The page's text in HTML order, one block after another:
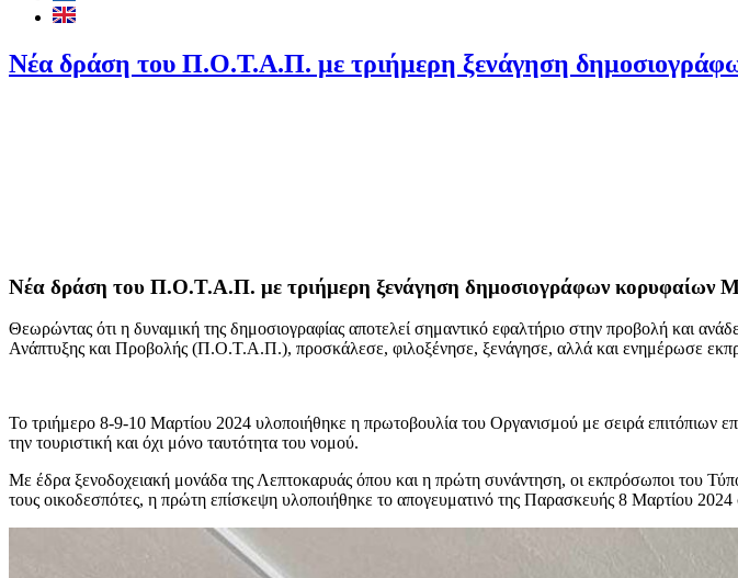
Νέα δράση του Π.Ο.Τ.Α.Π. με τριήμερη ξενάγηση
Νέα δράση του Π.Ο.Τ.Α.Π. με τριήμερη ξενάγηση δημοσιογράφων κορυφαίων
Θεωρώντας ότι η δυναμική της δημοσιογραφίας αποτελεί σημαντικό εφαλτήριο στην προβολή και
Ανάπτυξης και Προβολής (Π.Ο.Τ.Α.Π.), προσκάλεσε, φιλοξένησε, ξενάγησε, αλλά και ενημέρωσε
Το τριήμερο 8-9-10 Μαρτίου 2024 υλοποιήθηκε η πρωτοβουλία του Οργανισμού με σειρά επιτόπιων
την τουριστική και όχι μόνο ταυτότητα του νομού.
Με έδρα ξενοδοχειακή μονάδα της Λεπτοκαρυάς όπου και η πρώτη συνάντηση, οι εκπρόσωποι του
τους οικοδεσπότες, η πρώτη επίσκεψη υλοποιήθηκε το απογευματινό της Παρασκευής 8 Μαρτίου